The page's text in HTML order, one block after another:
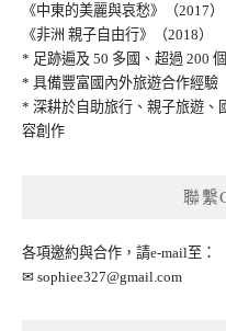
《中東的美麗與哀愁》（2017）
《非洲 親子自由行》（2018）
* 足跡遍及 50 多國、超過 200
* 具備豐富國內外旅遊合作經驗
* 深耕於自助旅行、親子旅遊、
容創作
聯繫
各項邀約與合作，請e-mail至：
✉ sophiee327@gmail.com